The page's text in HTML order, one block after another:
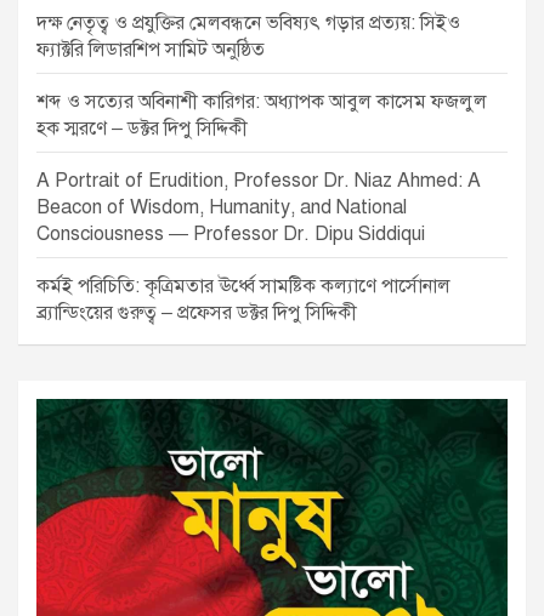
দক্ষ নেতৃত্ব ও প্রযুক্তির মেলবন্ধনে ভবিষ্যৎ গড়ার প্রত্যয়: সিইও
ফ্যাক্টরি লিডারশিপ সামিট অনুষ্ঠিত
শব্দ ও সত্যের অবিনাশী কারিগর: অধ্যাপক আবুল কাসেম ফজলুল
হক স্মরণে – ডক্টর দিপু সিদ্দিকী
A Portrait of Erudition, Professor Dr. Niaz Ahmed: A
Beacon of Wisdom, Humanity, and National
Consciousness — Professor Dr. Dipu Siddiqui
কর্মই পরিচিতি: কৃত্রিমতার ঊর্ধ্বে সামষ্টিক কল্যাণে পার্সোনাল
ব্র্যান্ডিংয়ের গুরুত্ব – প্রফেসর ডক্টর দিপু সিদ্দিকী